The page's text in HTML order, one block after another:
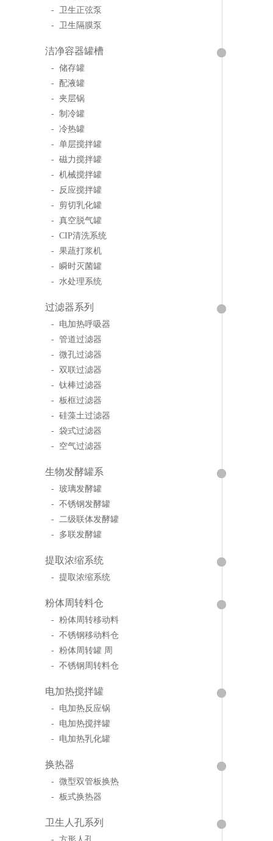
- 卫生正弦泵
- 卫生隔膜泵
洁净容器罐槽
- 储存罐
- 配液罐
- 夹层锅
- 制冷罐
- 冷热罐
- 单层搅拌罐
- 磁力搅拌罐
- 机械搅拌罐
- 反应搅拌罐
- 剪切乳化罐
- 真空脱气罐
- CIP清洗系统
- 果蔬打浆机
- 瞬时灭菌罐
- 水处理系统
过滤器系列
- 电加热呼吸器
- 管道过滤器
- 微孔过滤器
- 双联过滤器
- 钛棒过滤器
- 板框过滤器
- 硅藻土过滤器
- 袋式过滤器
- 空气过滤器
生物发酵罐系
- 玻璃发酵罐
- 不锈钢发酵罐
- 二级联体发酵罐
- 多联发酵罐
提取浓缩系统
- 提取浓缩系统
粉体周转料仓
- 粉体周转移动料
- 不锈钢移动料仓
- 粉体周转罐 周
- 不锈钢周转料仓
电加热搅拌罐
- 电加热反应锅
- 电加热搅拌罐
- 电加热乳化罐
换热器
- 微型双管板换热
- 板式换热器
卫生人孔系列